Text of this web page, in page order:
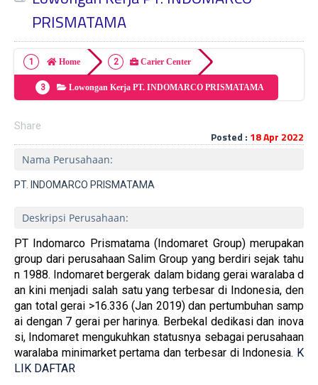
PRISMATAMA
Home Carier Center
Lowongan Kerja PT. INDOMARCO PRISMATAMA
Share
Posted : 18 Apr 2022
Nama Perusahaan:
PT. INDOMARCO PRISMATAMA
Deskripsi Perusahaan:
PT Indomarco Prismatama (Indomaret Group) merupakan
group dari perusahaan Salim Group yang berdiri sejak tahu
n 1988. Indomaret bergerak dalam bidang gerai waralaba d
an kini menjadi salah satu yang terbesar di Indonesia, den
gan total gerai >16.336 (Jan 2019) dan pertumbuhan samp
ai dengan 7 gerai per harinya. Berbekal dedikasi dan inova
si, Indomaret mengukuhkan statusnya sebagai perusahaan
waralaba minimarket pertama dan terbesar di Indonesia. K
LIK DAFTAR